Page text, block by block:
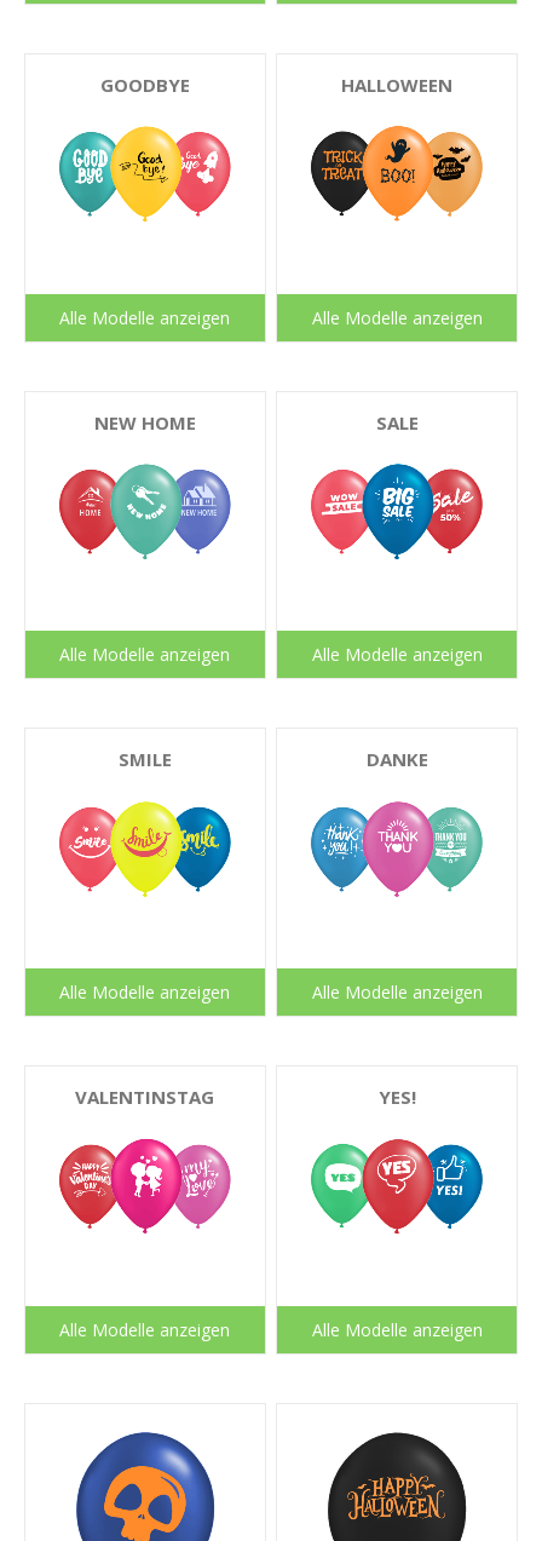
GOODBYE
Alle Modelle anzeigen
HALLOWEEN
Alle Modelle anzeigen
NEW HOME
Alle Modelle anzeigen
SALE
Alle Modelle anzeigen
SMILE
Alle Modelle anzeigen
DANKE
Alle Modelle anzeigen
VALENTINSTAG
Alle Modelle anzeigen
YES!
Alle Modelle anzeigen